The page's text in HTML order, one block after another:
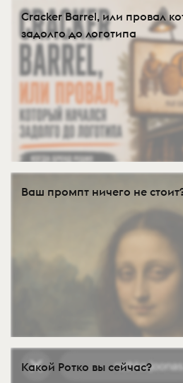
Cracker Barrel, или провал
задолго до логотипа
Ваш промпт ничего не
Какой Ротко вы сейчас?